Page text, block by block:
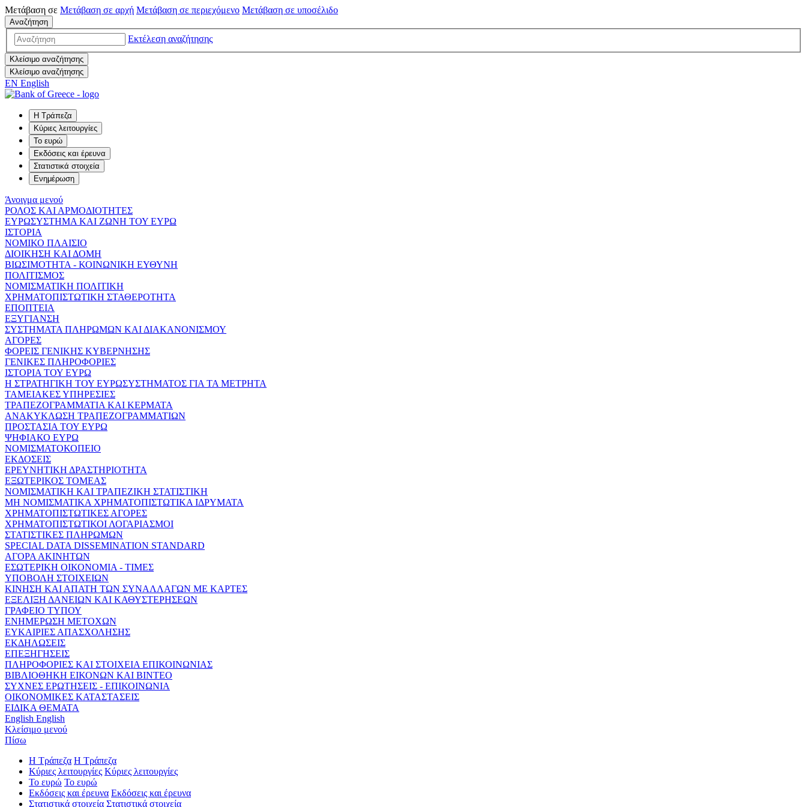
Μετάβαση σε Μετάβαση σε αρχή Μετάβαση σε περιεχόμενο Μετάβαση σε υποσέλιδο
Αναζήτηση
Εκτέλεση αναζήτησης
Κλείσιμο αναζήτησης
Κλείσιμο αναζήτησης
EN English
Η Τράπεζα
Κύριες λειτουργίες
Το ευρώ
Εκδόσεις και έρευνα
Στατιστικά στοιχεία
Ενημέρωση
Άνοιγμα μενού
ΡΟΛΟΣ ΚΑΙ ΑΡΜΟΔΙΟΤΗΤΕΣ
ΕΥΡΩΣΥΣΤΗΜΑ ΚΑΙ ΖΩΝΗ ΤΟΥ ΕΥΡΩ
ΙΣΤΟΡΙΑ
ΝΟΜΙΚΟ ΠΛΑΙΣΙΟ
ΔΙΟΙΚΗΣΗ ΚΑΙ ΔΟΜΗ
ΒΙΩΣΙΜΟΤΗΤΑ - ΚΟΙΝΩΝΙΚΗ ΕΥΘΥΝΗ
ΠΟΛΙΤΙΣΜΟΣ
ΝΟΜΙΣΜΑΤΙΚΗ ΠΟΛΙΤΙΚΗ
ΧΡΗΜΑΤΟΠΙΣΤΩΤΙΚΗ ΣΤΑΘΕΡΟΤΗΤΑ
ΕΠΟΠΤΕΙΑ
ΕΞΥΓΙΑΝΣΗ
ΣΥΣΤΗΜΑΤΑ ΠΛΗΡΩΜΩΝ ΚΑΙ ΔΙΑΚΑΝΟΝΙΣΜΟΥ
ΑΓΟΡΕΣ
ΦΟΡΕΙΣ ΓΕΝΙΚΗΣ ΚΥΒΕΡΝΗΣΗΣ
ΓΕΝΙΚΕΣ ΠΛΗΡΟΦΟΡΙΕΣ
ΙΣΤΟΡΙΑ ΤΟΥ ΕΥΡΩ
Η ΣΤΡΑΤΗΓΙΚΗ ΤΟΥ ΕΥΡΩΣΥΣΤΗΜΑΤΟΣ ΓΙΑ ΤΑ ΜΕΤΡΗΤΑ
ΤΑΜΕΙΑΚΕΣ ΥΠΗΡΕΣΙΕΣ
ΤΡΑΠΕΖΟΓΡΑΜΜΑΤΙΑ ΚΑΙ ΚΕΡΜΑΤΑ
ΑΝΑΚΥΚΛΩΣΗ ΤΡΑΠΕΖΟΓΡΑΜΜΑΤΙΩΝ
ΠΡΟΣΤΑΣΙΑ ΤΟΥ ΕΥΡΩ
ΨΗΦΙΑΚΟ ΕΥΡΩ
ΝΟΜΙΣΜΑΤΟΚΟΠΕΙΟ
ΕΚΔΟΣΕΙΣ
ΕΡΕΥΝΗΤΙΚΗ ΔΡΑΣΤΗΡΙΟΤΗΤΑ
ΕΞΩΤΕΡΙΚΟΣ ΤΟΜΕΑΣ
ΝΟΜΙΣΜΑΤΙΚΗ ΚΑΙ ΤΡΑΠΕΖΙΚΗ ΣΤΑΤΙΣΤΙΚΗ
ΜΗ ΝΟΜΙΣΜΑΤΙΚΑ ΧΡΗΜΑΤΟΠΙΣΤΩΤΙΚΑ ΙΔΡΥΜΑΤΑ
ΧΡΗΜΑΤΟΠΙΣΤΩΤΙΚΕΣ ΑΓΟΡΕΣ
ΧΡΗΜΑΤΟΠΙΣΤΩΤΙΚΟΙ ΛΟΓΑΡΙΑΣΜΟΙ
ΣΤΑΤΙΣΤΙΚΕΣ ΠΛΗΡΩΜΩΝ
SPECIAL DATA DISSEMINATION STANDARD
ΑΓΟΡΑ ΑΚΙΝΗΤΩΝ
ΕΣΩΤΕΡΙΚΗ ΟΙΚΟΝΟΜΙΑ - ΤΙΜΕΣ
ΥΠΟΒΟΛΗ ΣΤΟΙΧΕΙΩΝ
ΚΙΝΗΣΗ ΚΑΙ ΑΠΑΤΗ ΤΩΝ ΣΥΝΑΛΛΑΓΩΝ ΜΕ ΚΑΡΤΕΣ
ΕΞΕΛΙΞΗ ΔΑΝΕΙΩΝ ΚΑΙ ΚΑΘΥΣΤΕΡΗΣΕΩΝ
ΓΡΑΦΕΙΟ ΤΥΠΟΥ
ΕΝΗΜΕΡΩΣΗ ΜΕΤΟΧΩΝ
ΕΥΚΑΙΡΙΕΣ ΑΠΑΣΧΟΛΗΣΗΣ
ΕΚΔΗΛΩΣΕΙΣ
ΕΠΕΞΗΓΗΣΕΙΣ
ΠΛΗΡΟΦΟΡΙΕΣ ΚΑΙ ΣΤΟΙΧΕΙΑ ΕΠΙΚΟΙΝΩΝΙΑΣ
ΒΙΒΛΙΟΘΗΚΗ ΕΙΚΟΝΩΝ ΚΑΙ ΒΙΝΤΕΟ
ΣΥΧΝΕΣ ΕΡΩΤΗΣΕΙΣ - ΕΠΙΚΟΙΝΩΝΙΑ
ΟΙΚΟΝΟΜΙΚΕΣ ΚΑΤΑΣΤΑΣΕΙΣ
ΕΙΔΙΚΑ ΘΕΜΑΤΑ
English English
Κλείσιμο μενού
Πίσω
Η Τράπεζα Η Τράπεζα
Κύριες λειτουργίες Κύριες λειτουργίες
Το ευρώ Το ευρώ
Εκδόσεις και έρευνα Εκδόσεις και έρευνα
Στατιστικά στοιχεία Στατιστικά στοιχεία